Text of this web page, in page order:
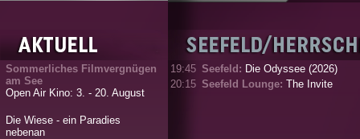
Sommerliches Filmvergnügen
am See
Open Air Kino: 3. - 20. August
Die Wiese - ein Paradies
nebenan
19:45 Seefeld: Die Odyssee (2026)
20:15 Seefeld Lounge: The Invite